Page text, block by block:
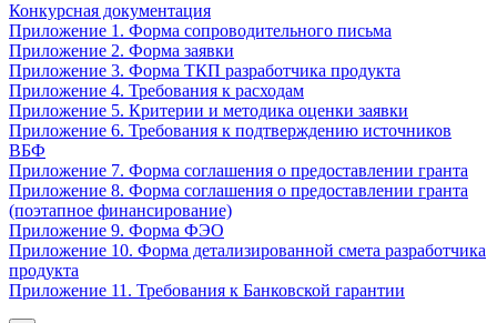
Конкурсная документация
Приложение 1. Форма сопроводительного письма
Приложение 2. Форма заявки
Приложение 3. Форма ТКП разработчика продукта
Приложение 4. Требования к расходам
Приложение 5. Критерии и методика оценки заявки
Приложение 6. Требования к подтверждению источников
ВБФ
Приложение 7. Форма соглашения о предоставлении гранта
Приложение 8. Форма соглашения о предоставлении гранта
(поэтапное финансирование)
Приложение 9. Форма ФЭО
Приложение 10. Форма детализированной смета разработчика
продукта
Приложение 11. Требования к Банковской гарантии